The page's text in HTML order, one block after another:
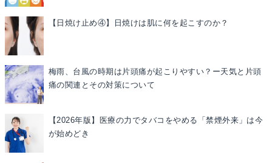
【日焼け止め④】日焼けは肌に何を起こすのか？
梅雨、台風の時期は片頭痛が起こりやすい？ー天気と片頭
痛の関連とその対策について
【2026年版】医療の力でタバコをやめる「禁煙外来」は今
が始めどき